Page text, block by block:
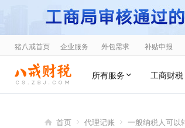
猪八戒首页 企业服务 外包需求 补贴申报
所有服务 工商财税
首页 代理记账 一般纳税人可以